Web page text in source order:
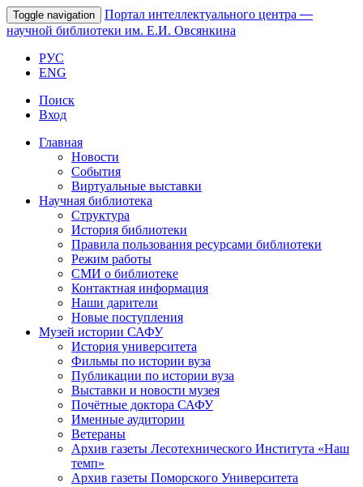
Toggle navigation Портал интеллектуального центра —
научной библиотеки им. Е.И. Овсянкина
РУС
ENG
Поиск
Вход
Главная
Новости
События
Виртуальные выставки
Научная библиотека
Структура
История библиотеки
Правила пользования ресурсами библиотеки
Режим работы
СМИ о библиотеке
Контактная информация
Наши дарители
Новые поступления
Музей истории САФУ
История университета
Фильмы по истории вуза
Публикации по истории вуза
Выставки и новости музея
Почётные доктора САФУ
Именные аудитории
Ветераны
Архив газеты Лесотехнического Института «Наш
темп»
Архив газеты Поморского Университета